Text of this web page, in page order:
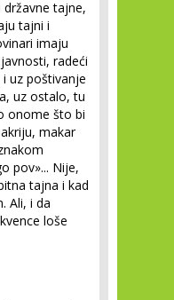
državne tajne,
tajni i
imaju
radeći
uz poštivanje
uz ostalo, tu
onome što bi
makar
pov»... Nije,
tajna i kad
Ali, i da
loše